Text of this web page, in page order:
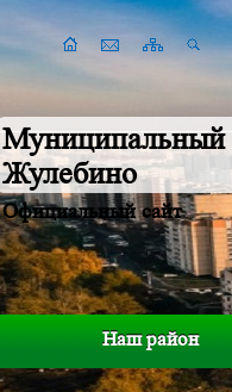
Муниципальный
Жулебино
Официальный сайт
Наш район